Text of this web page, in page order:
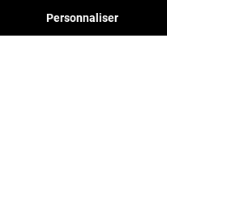
bien personne, n'aime être mis à
Personnaliser